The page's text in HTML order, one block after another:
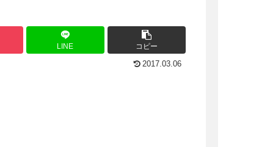
LINE コピー
2017.03.06